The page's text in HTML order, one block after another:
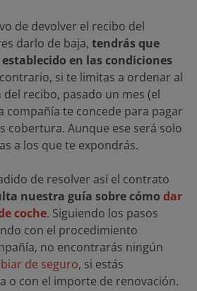
de devolver el recibo del
darlo de baja, tendrás que
en las condiciones
si te limitas a ordenar al
recibo, pasado un mes (el
compañía te concede para pagar
cobertura. Aunque ese será solo
a los que te expondrás.
de resolver así el contrato
nuestra guía sobre cómo dar
coche. Siguiendo los pasos
con el procedimiento
no encontrarás ningún
de seguro, si estás
o con el importe de renovación.